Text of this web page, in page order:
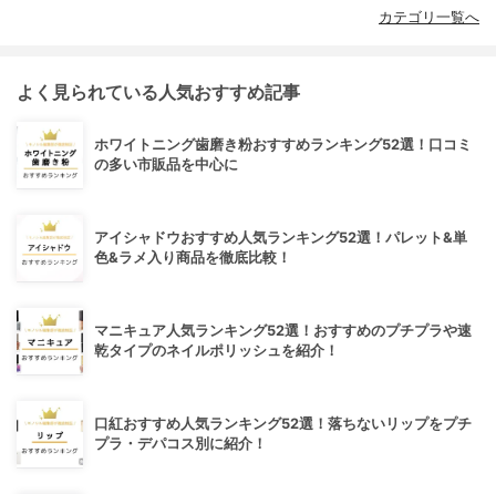
カテゴリ一覧へ
よく見られている人気おすすめ記事
ホワイトニング歯磨き粉おすすめランキング52選！口コミ
の多い市販品を中心に
アイシャドウおすすめ人気ランキング52選！パレット&単
色&ラメ入り商品を徹底比較！
マニキュア人気ランキング52選！おすすめのプチプラや速
乾タイプのネイルポリッシュを紹介！
口紅おすすめ人気ランキング52選！落ちないリップをプチ
プラ・デパコス別に紹介！